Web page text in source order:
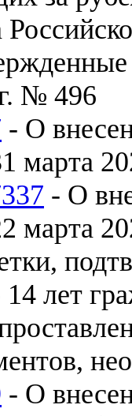
№ 496
- О
марта
- О
марта
14 лет
- О